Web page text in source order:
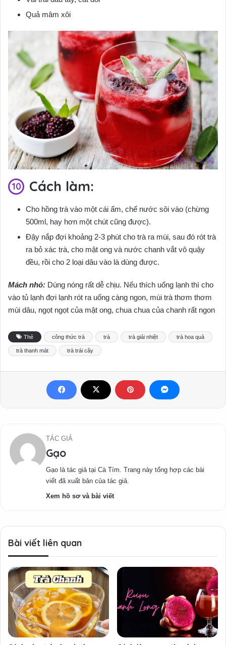
Quả mâm xôi
Cách làm:
Cho hồng trà vào một cái ấm, chế nước sôi vào (chừng
500ml, hay hơn một chút cũng được).
Đậy nắp đợi khoảng 2-3 phút cho trà ra mùi, sau đó rót trà
ra bỏ xác trà, cho mật ong và nước chanh vắt vô quậy
đều, rồi cho 2 loại dâu vào là dùng được.
Mách nhỏ: Dùng nóng rất dễ chịu. Nếu thích uống lạnh thì cho
vào tủ lạnh đợi lạnh rót ra uống càng ngon, mùi trà thơm thơm
mùi dâu, ngọt ngọt của mật ong, chua chua của chanh rất ngon
Thẻ công thức trà trà trà giải nhiệt trà hoa quả
trà thanh mát trà trái cây
TÁC GIẢ
Gạo
Gạo là tác giả tại Cà Tím. Trang này tổng hợp các bài
viết đã xuất bản của tác giả.
Xem hồ sơ và bài viết
Bài viết liên quan